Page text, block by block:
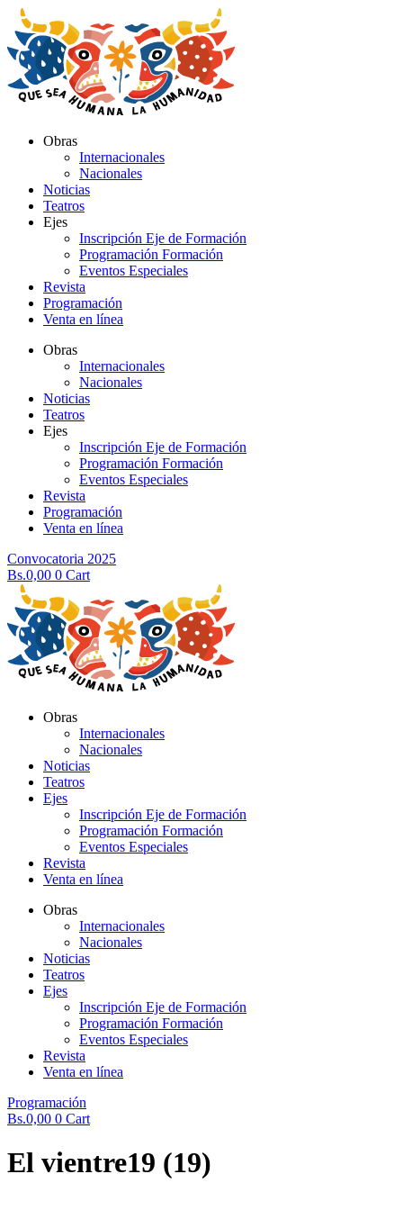
al
contenido
Obras
Internacionales
Nacionales
Noticias
Teatros
Ejes
Inscripción Eje de Formación
Programación Formación
Eventos Especiales
Revista
Programación
Venta en línea
Obras
Internacionales
Nacionales
Noticias
Teatros
Ejes
Inscripción Eje de Formación
Programación Formación
Eventos Especiales
Revista
Programación
Venta en línea
Convocatoria 2025
Bs.0,00 0 Cart
Obras
Internacionales
Nacionales
Noticias
Teatros
Ejes
Inscripción Eje de Formación
Programación Formación
Eventos Especiales
Revista
Venta en línea
Obras
Internacionales
Nacionales
Noticias
Teatros
Ejes
Inscripción Eje de Formación
Programación Formación
Eventos Especiales
Revista
Venta en línea
Programación
Bs.0,00 0 Cart
El vientre19 (19)